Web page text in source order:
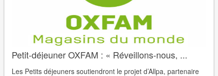
Petit-déjeuner OXFAM : « Réveillons-nous, ...
Les Petits déjeuners soutiendront le projet d’Allpa, partenaire